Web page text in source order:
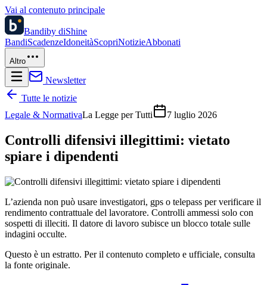
Vai al contenuto principale
Bandiby diShine
BandiScadenzeIdoneitàScopriNotizieAbbonati
Altro
Newsletter
Tutte le notizie
Legale & NormativaLa Legge per Tutti 7 luglio 2026
Controlli difensivi illegittimi: vietato
spiare i dipendenti
L’azienda non può usare investigatori, gps o telepass per verificare il
rendimento contrattuale del lavoratore. Controlli ammessi solo con
sospetti di illeciti. Il datore di lavoro subisce un blocco totale sulle
indagini occulte.
Questo è un estratto. Per il contenuto completo e ufficiale, consulta
la fonte originale.